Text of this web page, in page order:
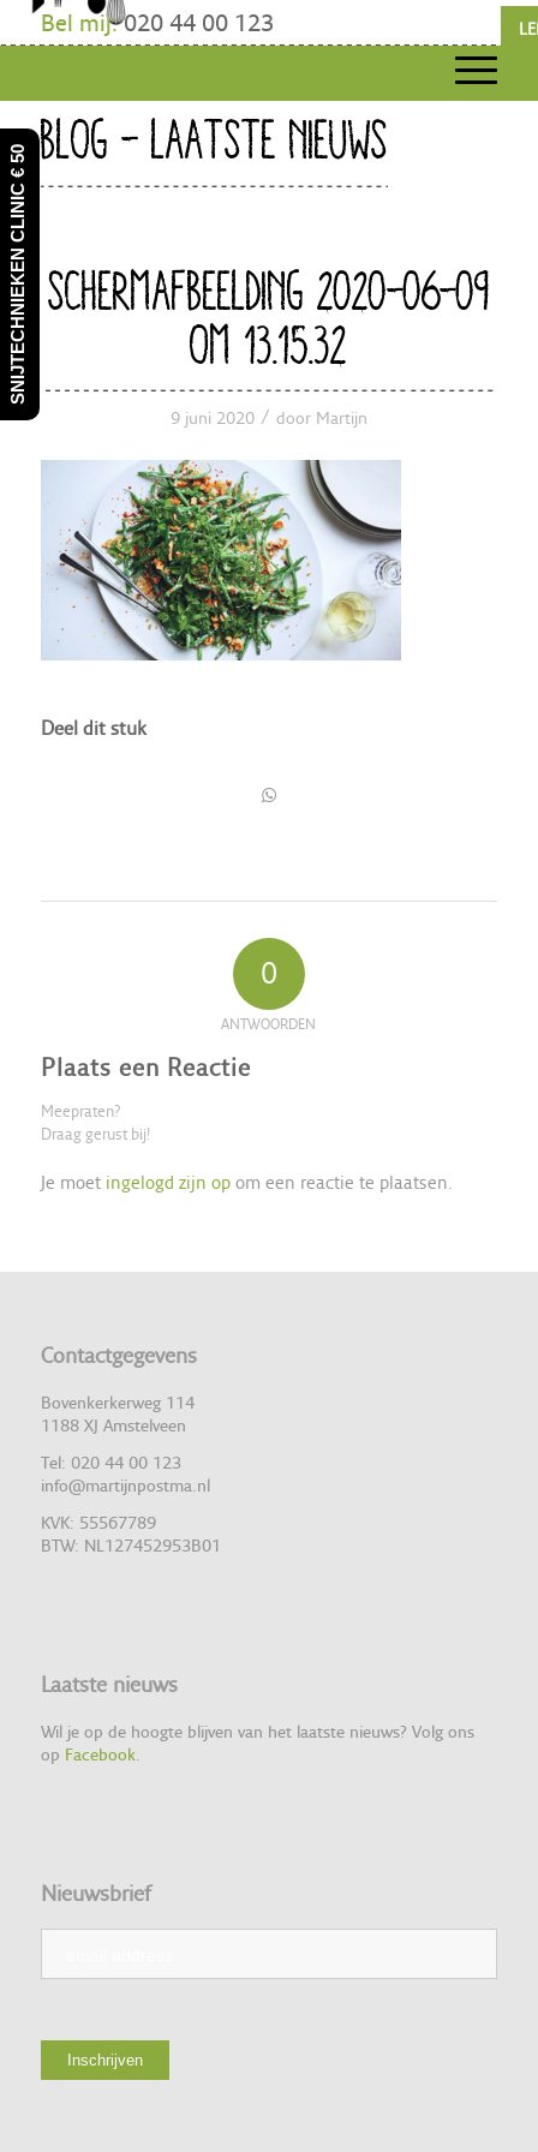
Bel mij:020 44 00 123
BLOG - LAATSTE NIEUWS
SCHERMAFBEELDING 2020-06-09
OM 13.15.32
9 juni 2020 / door Martijn
Deel dit stuk
0
ANTWOORDEN
Plaats een Reactie
Meepraten?
Draag gerust bij!
Je moet ingelogd zijn opom een reactie te plaatsen.
Contactgegevens
Bovenkerkerweg 114
1188 XJ Amstelveen
Tel: 020 44 00 123
info@martijnpostma.nl
KVK: 55567789
BTW: NL127452953B01
Laatste nieuws
Wil je op de hoogte blijven van het laatste nieuws? Volg ons
op Facebook.
Nieuwsbrief
SNIJTECHNIEKEN CLINIC € 50